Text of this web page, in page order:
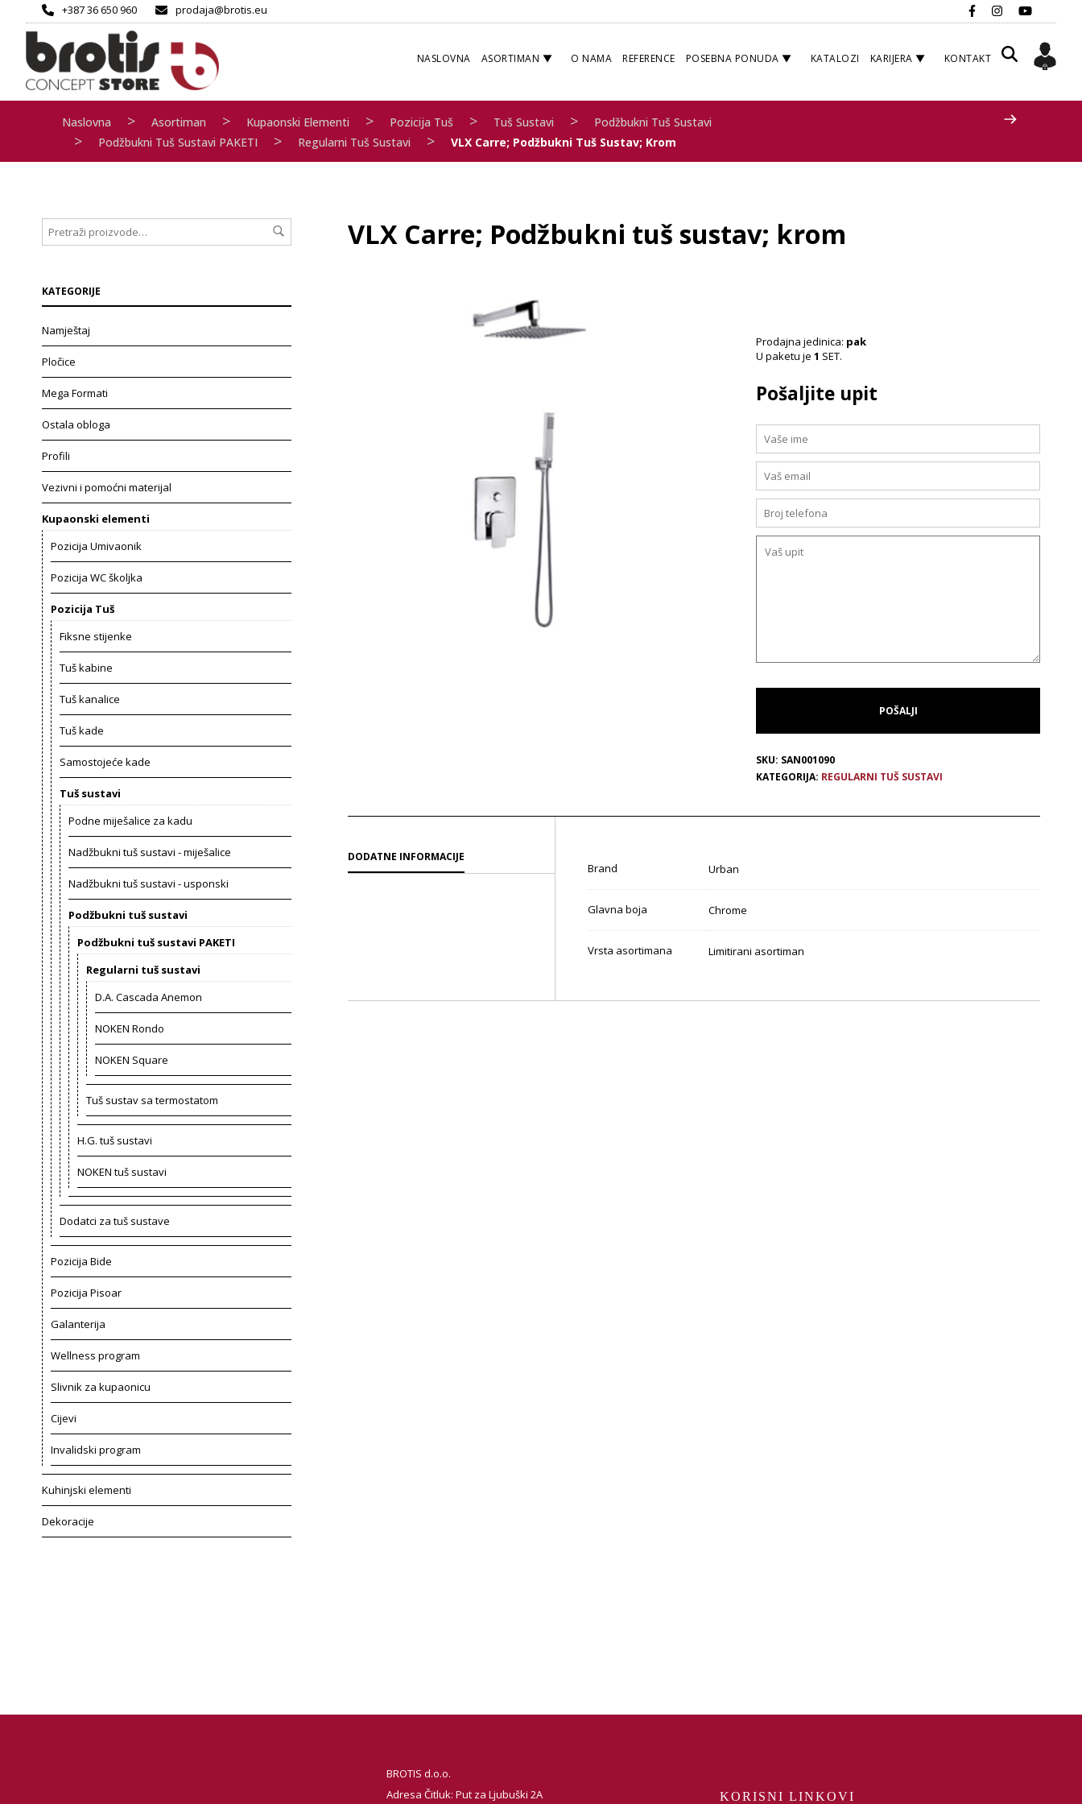
+387 36 650 960 prodaja@brotis.eu
NASLOVNA ASORTIMAN O NAMA REFERENCE POSEBNA PONUDA KATALOZI KARIJERA KONTAKT
Naslovna > Asortiman > Kupaonski Elementi > Pozicija Tuš > Tuš Sustavi > Podžbukni Tuš Sustavi
> Podžbukni Tuš Sustavi PAKETI > Regularni Tuš Sustavi > VLX Carre; Podžbukni Tuš Sustav; Krom
VLX Carre; Podžbukni tuš sustav; krom
Prodajna jedinica: pak
U paketu je1 SET.
Pošaljite upit
SKU: SAN001090
KATEGORIJA: REGULARNI TUŠ SUSTAVI
DODATNE INFORMACIJE
Brand Urban
Glavna boja Chrome
Vrsta asortimana Limitirani asortiman
KATEGORIJE
Namještaj
Pločice
Mega Formati
Ostala obloga
Profili
Vezivni i pomoćni materijal
Kupaonski elementi
Pozicija Umivaonik
Pozicija WC školjka
Pozicija Tuš
Fiksne stijenke
Tuš kabine
Tuš kanalice
Tuš kade
Samostojeće kade
Tuš sustavi
Podne miješalice za kadu
Nadžbukni tuš sustavi - miješalice
Nadžbukni tuš sustavi - usponski
Podžbukni tuš sustavi
Podžbukni tuš sustavi PAKETI
Regularni tuš sustavi
D.A. Cascada Anemon
NOKEN Rondo
NOKEN Square
Tuš sustav sa termostatom
H.G. tuš sustavi
NOKEN tuš sustavi
Dodatci za tuš sustave
Pozicija Bide
Pozicija Pisoar
Galanterija
Wellness program
Slivnik za kupaonicu
Cijevi
Invalidski program
Kuhinjski elementi
Dekoracije
BROTIS d.o.o.
Adresa Čitluk: Put za Ljubuški 2A
KORISNI LINKOVI